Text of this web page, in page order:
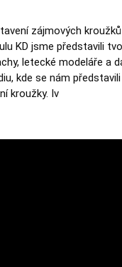
zájmových
KD jsme představili
letecké modeláře a
kde se nám
kroužky. Iv